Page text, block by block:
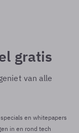
gratis
van alle
en whitepapers
in en rond tech